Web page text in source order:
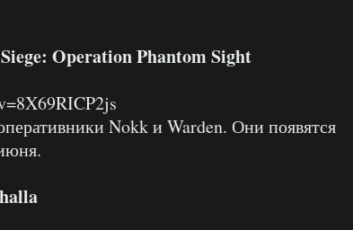
Operation Phantom Sight
Nokk и Warden. Они появятся